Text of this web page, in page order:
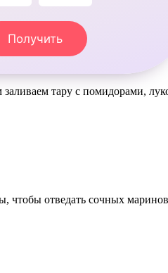
Получить
тару с помидорами,
отведать сочных